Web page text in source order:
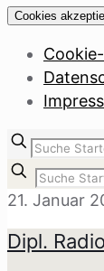
Cookies
21. Januar
Dipl.